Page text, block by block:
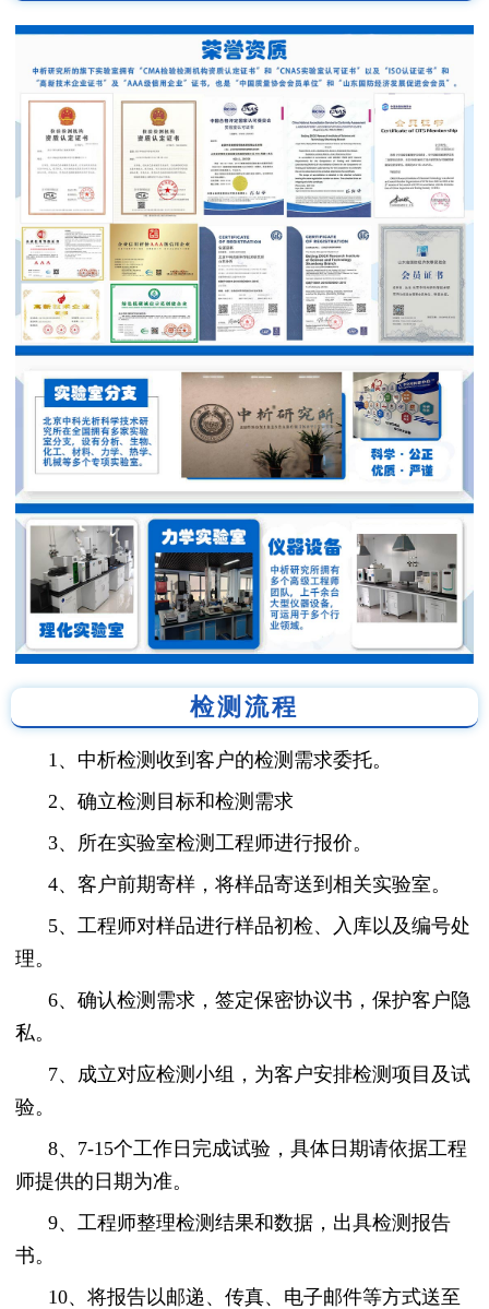
检测流程
1、中析检测收到客户的检测需求委托。
2、确立检测目标和检测需求
3、所在实验室检测工程师进行报价。
4、客户前期寄样，将样品寄送到相关实验室。
5、工程师对样品进行样品初检、入库以及编号处
理。
6、确认检测需求，签定保密协议书，保护客户隐
私。
7、成立对应检测小组，为客户安排检测项目及试
验。
8、7-15个工作日完成试验，具体日期请依据工程
师提供的日期为准。
9、工程师整理检测结果和数据，出具检测报告
书。
10、将报告以邮递、传真、电子邮件等方式送至